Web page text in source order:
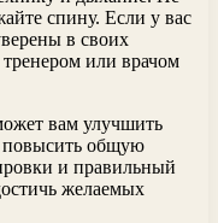
спину. Если у вас
в своих
тренером или врачом
вам улучшить
повысить общую
и правильный
желаемых